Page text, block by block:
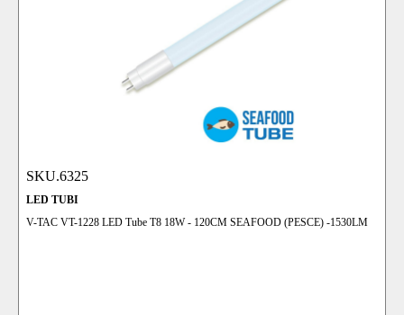
SKU.6325
LED TUBI
V-TAC VT-1228 LED Tube T8 18W - 120CM SEAFOOD (PESCE) -1530LM